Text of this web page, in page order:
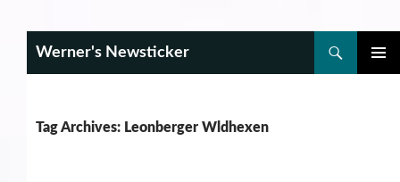
Werner's Newsticker
Tag Archives: Leonberger Wldhexen